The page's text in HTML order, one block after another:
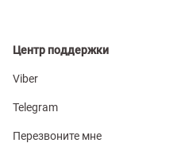
Центр поддержки
Viber
Telegram
Перезвоните мне